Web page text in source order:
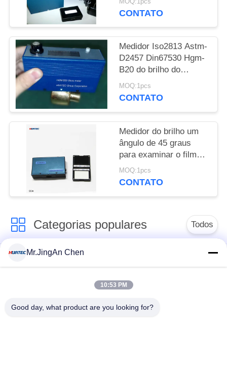
MOQ:1pcs
CONTATO
Medidor Iso2813 Astm-
D2457 Din67530 Hgm-
B20 do brilho do
assoalho do GOST
MOQ:1pcs
CONTATO
Medidor do brilho um
ângulo de 45 graus
para examinar o filme
plástico, medidor
nivelado do brilho da
MOQ:1pcs
CONTATO
Categorias populares Todos
Ultrasonic detector
medição de
espessura
Revestimento de
Mr.JingAn Chen
10:53 PM
Good day, what product are you looking for?